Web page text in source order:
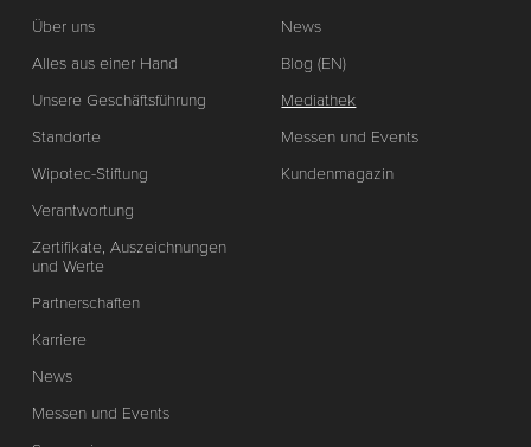
Über uns
Alles aus einer Hand
Unsere Geschäftsführung
Standorte
Wipotec-Stiftung
Verantwortung
Zertifikate, Auszeichnungen
und Werte
Partnerschaften
Karriere
News
Messen und Events
News
Blog (EN)
Mediathek
Messen und Events
Kundenmagazin